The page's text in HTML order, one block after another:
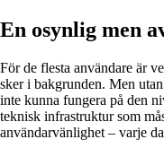
En osynlig men
För de flesta användare är
sker i bakgrunden. Men
inte kunna fungera på den
teknisk infrastruktur som
användarvänlighet – varje